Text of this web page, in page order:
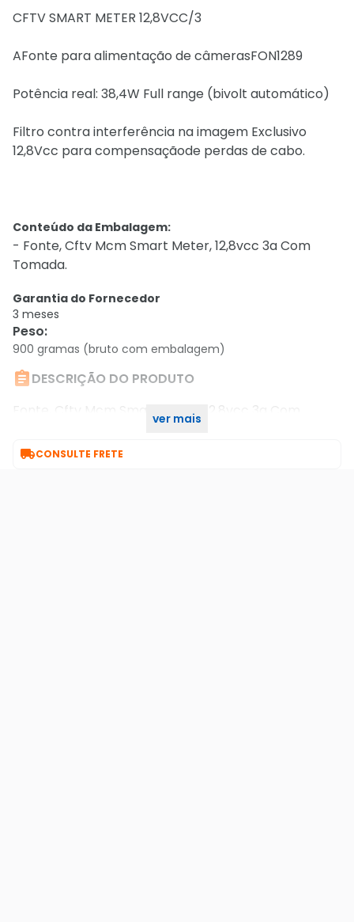
CFTV SMART METER 12,8VCC/3
AFonte para alimentação de câmerasFON1289
Potência real: 38,4W Full range (bivolt automático)
Filtro contra interferência na imagem Exclusivo
12,8Vcc para compensaçãode perdas de cabo.
Conteúdo da Embalagem:
- Fonte, Cftv Mcm Smart Meter, 12,8vcc 3a Com
Tomada.
Garantia do Fornecedor
3 meses
Peso:
900 gramas (bruto com embalagem)
DESCRIÇÃO DO PRODUTO
Fonte, Cftv Mcm Smart Meter, 12,8vcc 3a Com
ver mais
CONSULTE FRETE